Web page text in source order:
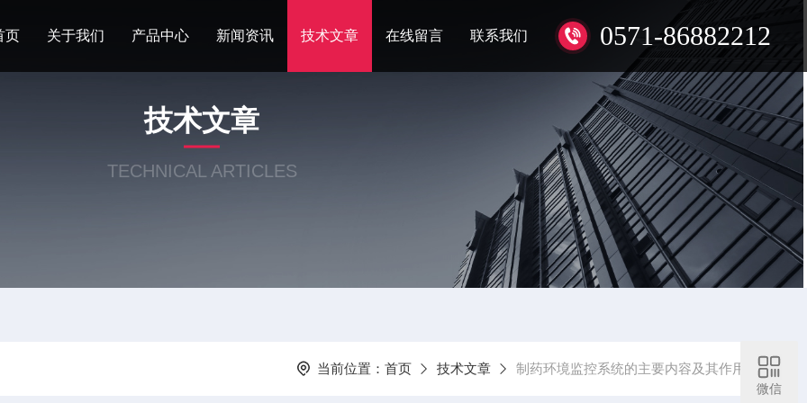
0571-86882212
页 关于我们 产品中心 新闻资讯 技术文章 在线留言 联系我们
技术文章
TECHNICAL ARTICLES
当前位置： 首页 技术文章 制药环境监控系统的主要内容及其作用
微信